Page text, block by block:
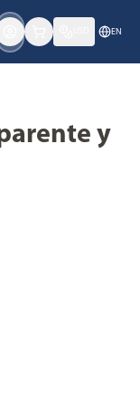
EN
y